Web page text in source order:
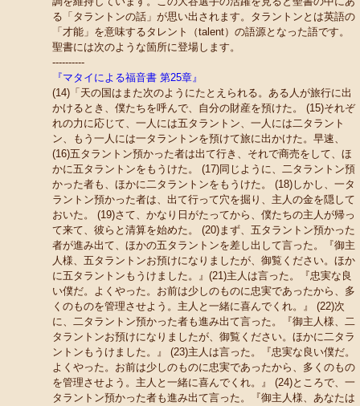
る「タラントンの話」が思い出されます。タラントンとは英語の
「才能」を意味するタレント（talent）の語源となった語です。
聖書には次のような箇所に登場します。
----------
『マタイによる福音書 第25章』
(14)「天の国はまた次のようにたとえられる。ある人が旅行に出
かけるとき、僕たちを呼んで、自分の財産を預けた。 (15)それぞ
れの力に応じて、一人には五タラントン、一人には二タラント
ン、もう一人には一タラントンを預けて旅に出かけた。早速、
(16)五タラントン預かった者は出て行き、それで商売をして、ほ
かに五タラントンをもうけた。 (17)同じように、二タラントン預
かった者も、ほかに二タラントンをもうけた。 (18)しかし、一タ
ラントン預かった者は、出て行って穴を掘り、主人の金を隠して
おいた。 (19)さて、かなり日がたってから、僕たちの主人が帰っ
て来て、彼らと清算を始めた。 (20)まず、五タラントン預かった
者が進み出て、ほかの五タラントンを差し出して言った。『御主
人様、五タラントンお預けになりましたが、御覧ください。ほか
に五タラントンもうけました。』(21)主人は言った。『忠実な良
い僕だ。よくやった。お前は少しのものに忠実であったから、多
くのものを管理させよう。主人と一緒に喜んでくれ。』 (22)次
に、二タラントン預かった者も進み出て言った。『御主人様、二
タラントンお預けになりましたが、御覧ください。ほかに二タラ
ントンもうけました。』 (23)主人は言った。『忠実な良い僕だ。
よくやった。お前は少しのものに忠実であったから、多くのもの
を管理させよう。主人と一緒に喜んでくれ。』 (24)ところで、一
タラントン預かった者も進み出て言った。『御主人様、あなたは